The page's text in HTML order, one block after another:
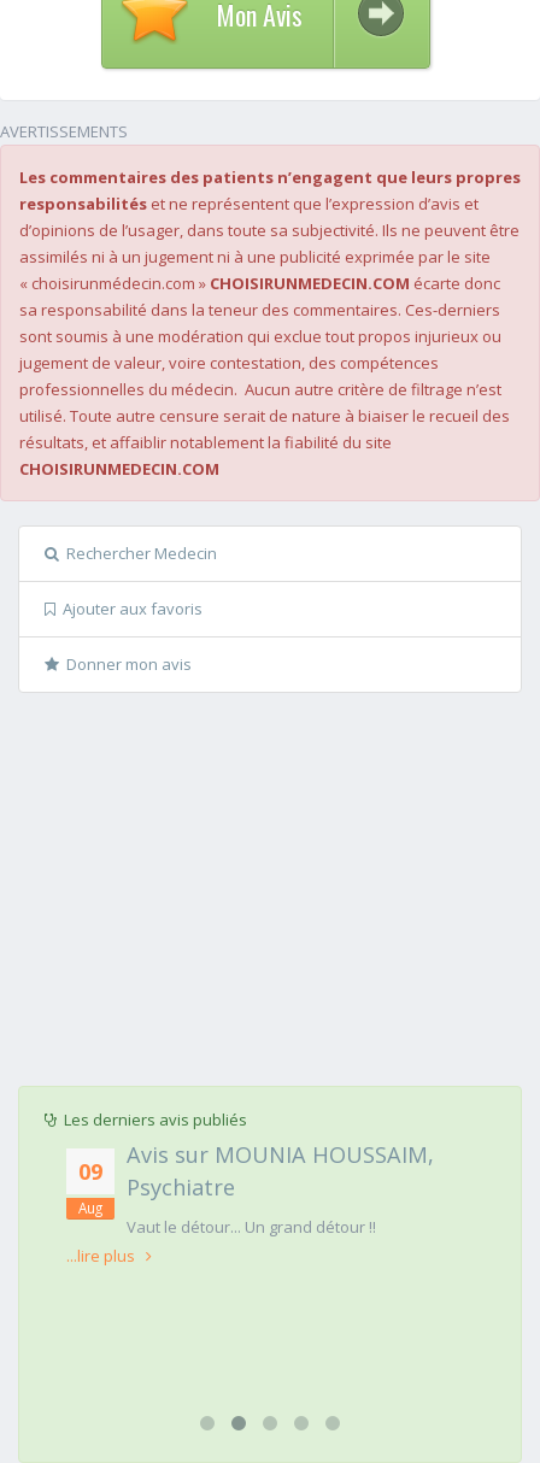
Mon Avis
AVERTISSEMENTS
Les commentaires des patients n’engagent que leurs propres
responsabilités et ne représentent que l’expression d’avis et
d’opinions de l’usager, dans toute sa subjectivité. Ils ne peuvent être
assimilés ni à un jugement ni à une publicité exprimée par le site
« choisirunmédecin.com » CHOISIRUNMEDECIN.COM écarte donc
sa responsabilité dans la teneur des commentaires. Ces-derniers
sont soumis à une modération qui exclue tout propos injurieux ou
jugement de valeur, voire contestation, des compétences
professionnelles du médecin. Aucun autre critère de filtrage n’est
utilisé. Toute autre censure serait de nature à biaiser le recueil des
résultats, et affaiblir notablement la fiabilité du site
CHOISIRUNMEDECIN.COM
Rechercher Medecin
Ajouter aux favoris
Donner mon avis
Les derniers avis publiés
09
Aug
Avis sur MOUNIA HOUSSAIM,
Psychiatre
Vaut le détour... Un grand détour !!
...lire plus